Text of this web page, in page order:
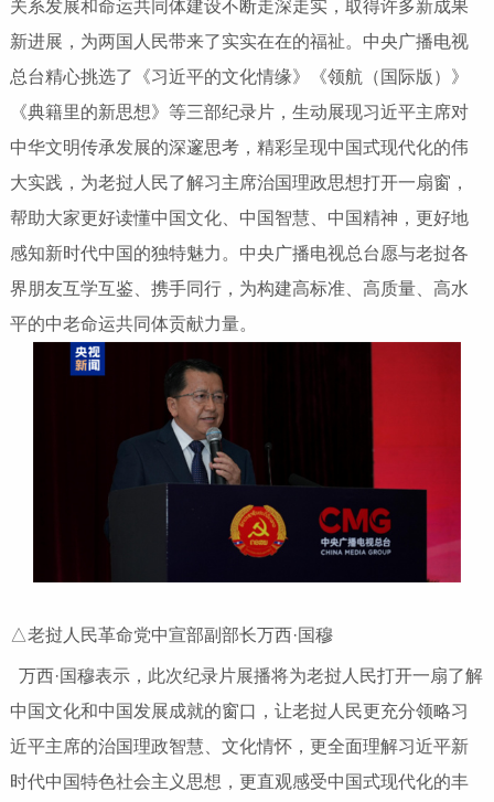
关系发展和命运共同体建设不断走深走实，取得许多新成果
新进展，为两国人民带来了实实在在的福祉。中央广播电视
总台精心挑选了《习近平的文化情缘》《领航（国际版）》
《典籍里的新思想》等三部纪录片，生动展现习近平主席对
中华文明传承发展的深邃思考，精彩呈现中国式现代化的伟
大实践，为老挝人民了解习主席治国理政思想打开一扇窗，
帮助大家更好读懂中国文化、中国智慧、中国精神，更好地
感知新时代中国的独特魅力。中央广播电视总台愿与老挝各
界朋友互学互鉴、携手同行，为构建高标准、高质量、高水
平的中老命运共同体贡献力量。
△老挝人民革命党中宣部副部长万西·国穆
万西·国穆表示，此次纪录片展播将为老挝人民打开一扇了解
中国文化和中国发展成就的窗口，让老挝人民更充分领略习
近平主席的治国理政智慧、文化情怀，更全面理解习近平新
时代中国特色社会主义思想，更直观感受中国式现代化的丰